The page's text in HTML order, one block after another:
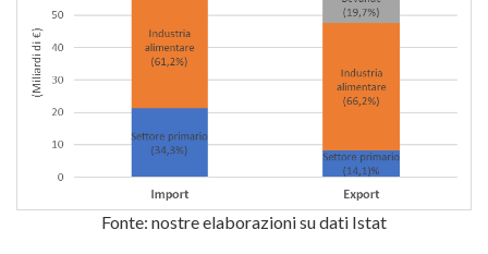
Fonte: nostre elaborazioni su dati Istat